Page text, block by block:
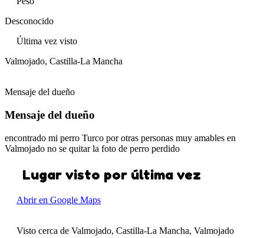
Desconocido
Última vez visto
Valmojado, Castilla-La Mancha
Mensaje del dueño
Mensaje del dueño
encontrado mi perro Turco por otras personas muy amables en
Valmojado no se quitar la foto de perro perdido
Lugar visto por última vez
Abrir en Google Maps
Visto cerca de Valmojado, Castilla-La Mancha, Valmojado